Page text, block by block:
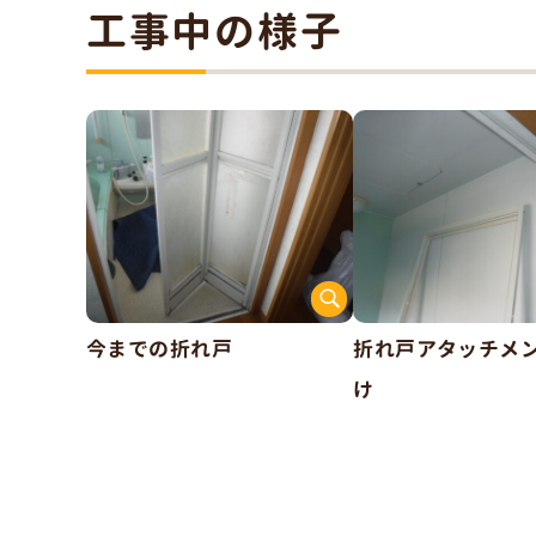
工事中の様子
今までの折れ戸
折れ戸アタッチメ
け